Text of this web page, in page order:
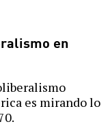
en
es mirando lo